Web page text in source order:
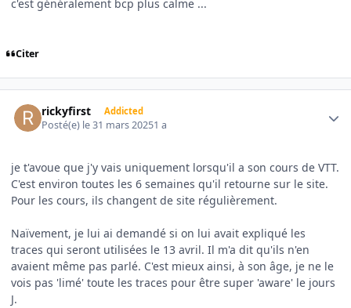
c'est généralement bcp plus calme ...
Citer
rickyfirst Addicted
Posté(e) le 31 mars 20251 a
je t'avoue que j'y vais uniquement lorsqu'il a son cours de VTT.
C'est environ toutes les 6 semaines qu'il retourne sur le site.
Pour les cours, ils changent de site régulièrement.
Naïvement, je lui ai demandé si on lui avait expliqué les
traces qui seront utilisées le 13 avril. Il m'a dit qu'ils n'en
avaient même pas parlé. C'est mieux ainsi, à son âge, je ne le
vois pas 'limé' toute les traces pour être super 'aware' le jours
J.